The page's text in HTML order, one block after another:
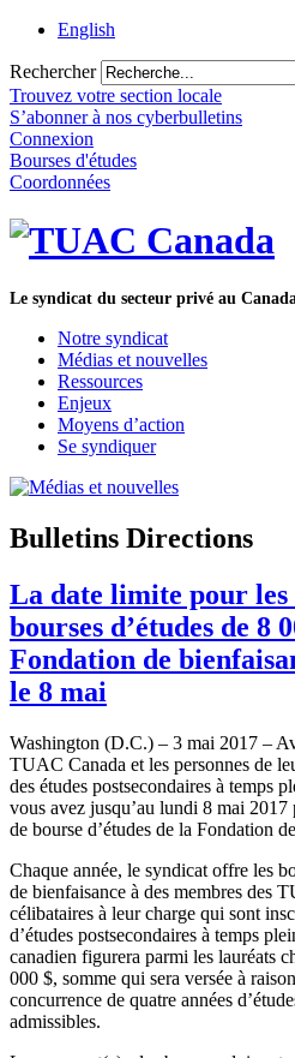
English
Rechercher
Trouvez votre section locale
S’abonner à nos cyberbulletins
Connexion
Bourses d'études
Coordonnées
Le syndicat du secteur privé au
Notre syndicat
Médias et nouvelles
Ressources
Enjeux
Moyens d’action
Se syndiquer
Bulletins Directions
La date limite pour les
bourses d’études de 8
Fondation de
le 8 mai
Washington (D.C.) – 3 mai 2017 –
TUAC Canada et les personnes de
des études postsecondaires à temps
vous avez jusqu’au lundi 8 mai
de bourse d’études de la Fondation
Chaque année, le syndicat offre les
de bienfaisance à des membres des
célibataires à leur charge qui sont
d’études postsecondaires à temps
canadien figurera parmi les lauréats
000 $, somme qui sera versée à
concurrence de quatre années
admissibles.